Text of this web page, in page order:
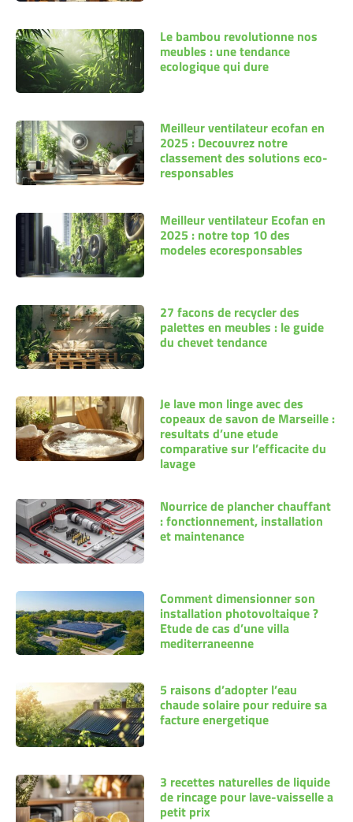
Le bambou revolutionne nos
meubles : une tendance
ecologique qui dure
Meilleur ventilateur ecofan en
2025 : Decouvrez notre
classement des solutions eco-
responsables
Meilleur ventilateur Ecofan en
2025 : notre top 10 des
modeles ecoresponsables
27 facons de recycler des
palettes en meubles : le guide
du chevet tendance
Je lave mon linge avec des
copeaux de savon de Marseille :
resultats d’une etude
comparative sur l’efficacite du
lavage
Nourrice de plancher chauffant
: fonctionnement, installation
et maintenance
Comment dimensionner son
installation photovoltaique ?
Etude de cas d’une villa
mediterraneenne
5 raisons d’adopter l’eau
chaude solaire pour reduire sa
facture energetique
3 recettes naturelles de liquide
de rincage pour lave-vaisselle a
petit prix